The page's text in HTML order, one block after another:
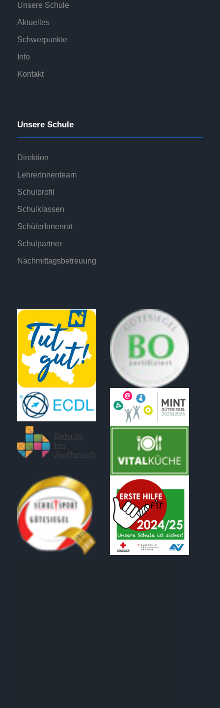
Unsere Schule
Aktuelles
Schwerpunkte
Info
Kontakt
Unsere Schule
Direktion
LehrerInnenteam
Schulprofil
Schulklassen
SchülerInnenrat
Schulpartner
Nachmittagsbetreuung